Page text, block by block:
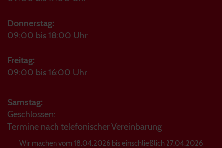
Donnerstag:
09:00 bis 18:00 Uhr
Freitag:
09:00 bis 16:00 Uhr
Samstag:
Geschlossen:
Termine nach telefonischer Vereinbarung
Wir machen vom 18.04.2026 bis einschließlich 27.04.2026